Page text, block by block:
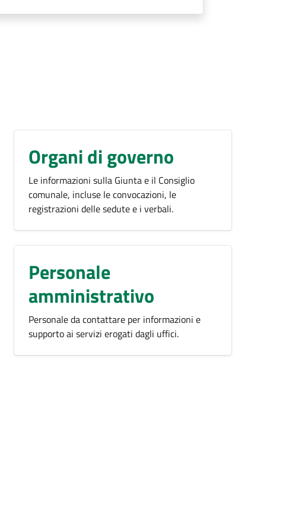
Organi di governo
Le informazioni sulla Giunta e il Consiglio
comunale, incluse le convocazioni, le
registrazioni delle sedute e i verbali.
Personale
amministrativo
Personale da contattare per informazioni e
supporto ai servizi erogati dagli uffici.